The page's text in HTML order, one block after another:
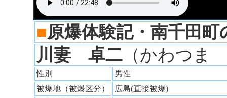
■原爆体験記・南千田
川妻 卓二 （かわつ
性別
男性
被爆地（被爆区分）
広島(直接被爆)